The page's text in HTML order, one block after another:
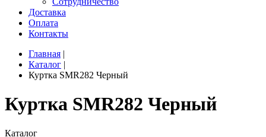
Доставка
Оплата
Контакты
Главная |
Каталог |
Куртка SMR282 Черный
Куртка SMR282 Черный
Каталог